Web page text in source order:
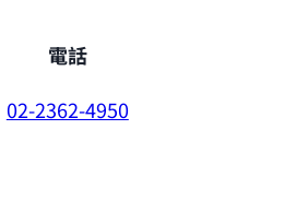
電話
02-2362-4950